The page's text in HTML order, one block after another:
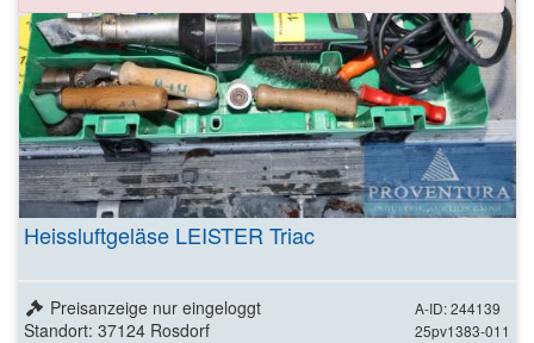
Heissluftgeläse LEISTER Triac
A-ID: 244139
25pv1383-011
Preisanzeige nur eingeloggt
Standort: 37124 Rosdorf